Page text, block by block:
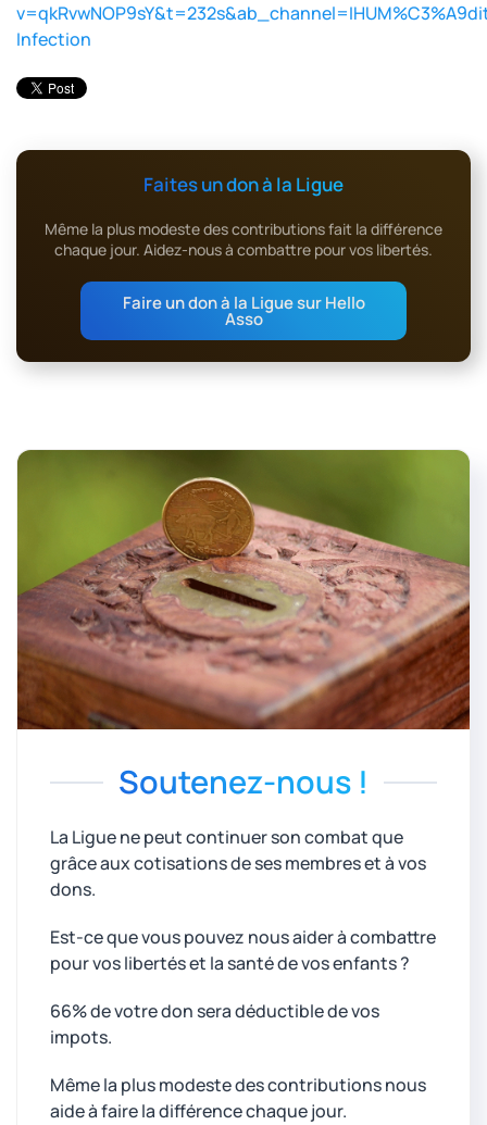
Infection
Faites un don à la Ligue
Même la plus modeste des contributions fait la différence
chaque jour. Aidez-nous à combattre pour vos libertés.
Faire un don à la Ligue sur Hello
Asso
Soutenez-nous !
La Ligue ne peut continuer son combat que
grâce aux cotisations de ses membres et à vos
dons.
Est-ce que vous pouvez nous aider à combattre
pour vos libertés et la santé de vos enfants ?
66% de votre don sera déductible de vos
impots.
Même la plus modeste des contributions nous
aide à faire la différence chaque jour.